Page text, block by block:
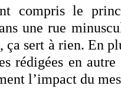
compris le
une rue
ça sert à rien. En
rédigées en
l’impact du